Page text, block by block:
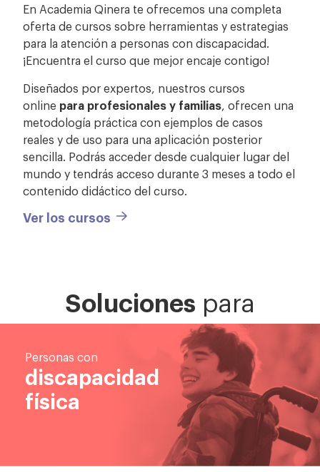
En Academia Qinera te ofrecemos una completa
oferta de cursos sobre herramientas y estrategias
para la atención a personas con discapacidad.
¡Encuentra el curso que mejor encaje contigo!
Diseñados por expertos, nuestros cursos
online para profesionales y familias, ofrecen una
metodología práctica con ejemplos de casos
reales y de uso para una aplicación posterior
sencilla. Podrás acceder desde cualquier lugar del
mundo y tendrás acceso durante 3 meses a todo el
contenido didáctico del curso.
Ver los cursos
Soluciones para
Personas con
discapacidad
física